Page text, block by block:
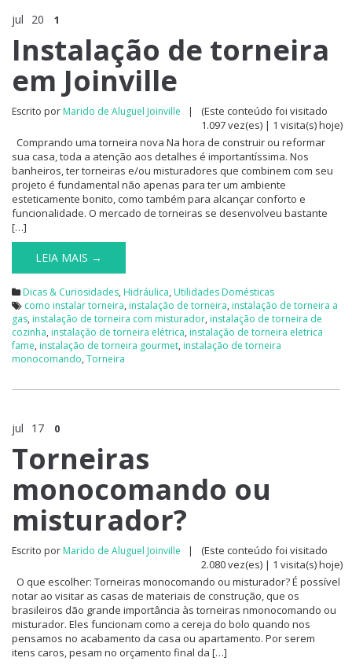
jul 20 1
Instalação de torneira
em Joinville
Escrito por Marido de Aluguel Joinville |
(Este conteúdo foi visitado
1.097 vez(es) | 1 visita(s) hoje)
Comprando uma torneira nova Na hora de construir ou reformar
sua casa, toda a atenção aos detalhes é importantíssima. Nos
banheiros, ter torneiras e/ou misturadores que combinem com seu
projeto é fundamental não apenas para ter um ambiente
esteticamente bonito, como também para alcançar conforto e
funcionalidade. O mercado de torneiras se desenvolveu bastante
[…]
LEIA MAIS →
Dicas & Curiosidades, Hidráulica, Utilidades Domésticas
como instalar torneira, instalação de torneira, instalação de torneira a
gas, instalação de torneira com misturador, instalação de torneira de
cozinha, instalação de torneira elétrica, instalação de torneira eletrica
fame, instalação de torneira gourmet, instalação de torneira
monocomando, Torneira
jul 17 0
Torneiras
monocomando ou
misturador?
Escrito por Marido de Aluguel Joinville |
(Este conteúdo foi visitado
2.080 vez(es) | 1 visita(s) hoje)
O que escolher: Torneiras monocomando ou misturador? É possível
notar ao visitar as casas de materiais de construção, que os
brasileiros dão grande importância às torneiras nmonocomando ou
misturador. Eles funcionam como a cereja do bolo quando nos
pensamos no acabamento da casa ou apartamento. Por serem
itens caros, pesam no orçamento final da […]